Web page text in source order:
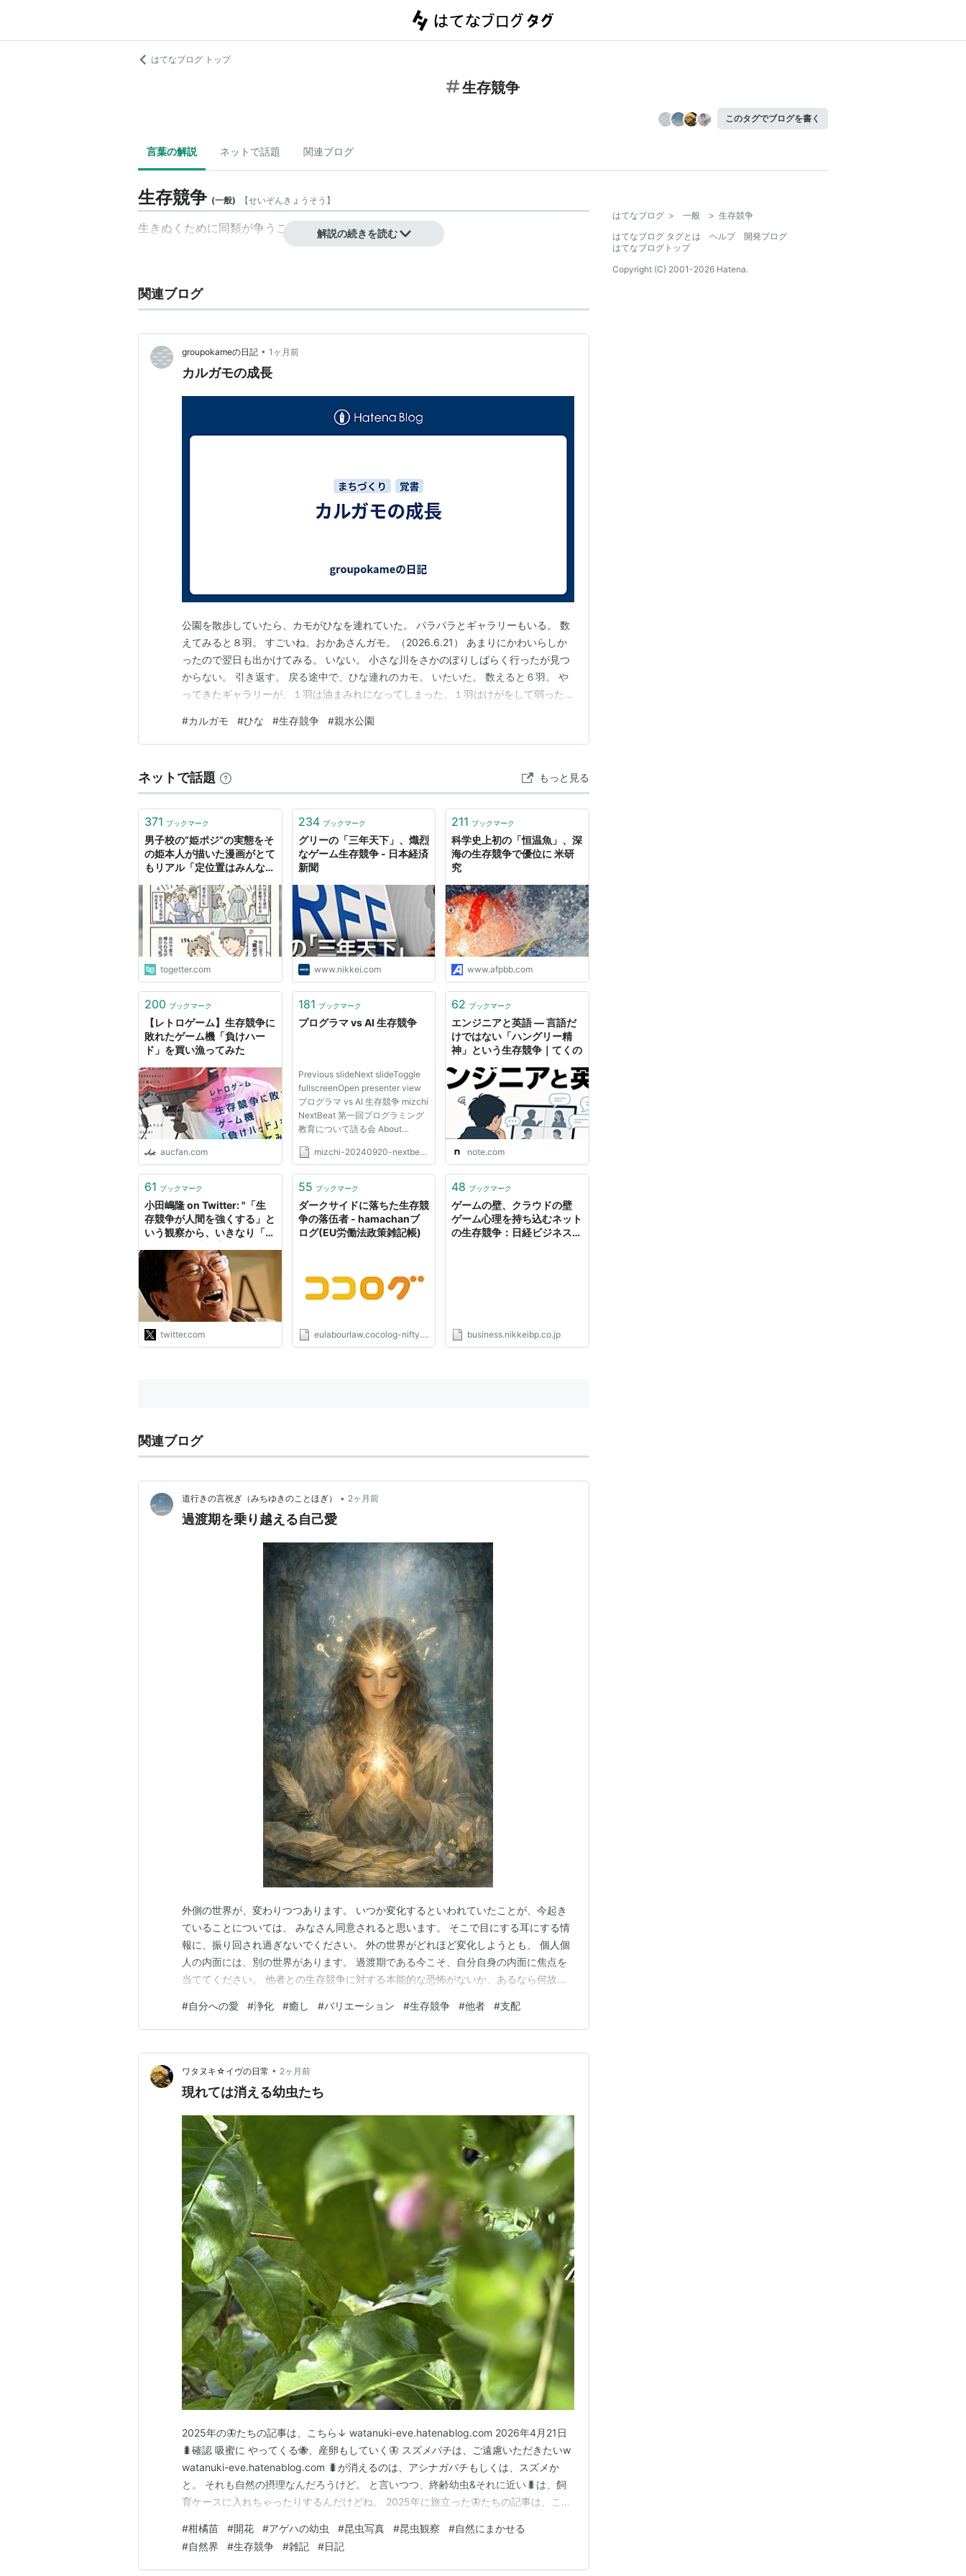
はてなブログ トップ
生存競争
このタグでブログを書く
言葉の解説 ネットで話題 関連ブログ
生存競争 (一般) 【せいぞんきょうそう 】
生きぬくために同類が争うこと。 解説の続きを読む
関連ブログ
groupokameの日記 • 1ヶ月前
カルガモの成長
公園を散歩していたら、カモがひなを連れていた。 パラパラとギャラリーもいる。 数
えてみると８羽。 すごいね、おかあさんガモ。（2026.6.21） あまりにかわいらしか
ったので翌日も出かけてみる。 いない。 小さな川をさかのぼりしばらく行ったが見つ
からない。 引き返す。 戻る途中で、ひな連れのカモ。 いたいた。 数えると６羽。 や
ってきたギャラリーが、１羽は油まみれになってしまった、１羽はけがをして弱ったよ
だ７時３０分を目指して川をさかのぼる。 いたいた。 数えると５羽。厳しい。 餌をあ
げるという人もいる…
#カルガモ #ひな #生存競争 #親水公園
ネットで話題 もっと見る
371 ブックマーク
男子校の”姫ポジ”の実態をそ
の姫本人が描いた漫画がとて
もリアル「定位置はみんなの
過酷」
togetter.com
234 ブックマーク
グリーの「三年天下」、熾烈
なゲーム生存競争 - 日本経済
新聞
www.nikkei.com
211 ブックマーク
科学史上初の「恒温魚」、深
海の生存競争で優位に 米研
究
www.afpbb.com
200 ブックマーク
【レトロゲーム】生存競争に
敗れたゲーム機「負けハー
ド」を買い漁ってみた
aucfan.com
181 ブックマーク
プログラマ vs AI 生存競争
Previous slideNext slideToggle
fullscreenOpen presenter view
プログラマ vs AI 生存競争 mizchi
NextBeat 第一回プログラミング
教育について語る会 About
フロントエンドの専門家 100万*
高速化をやります 話したいこと
mizchi-20240920-nextbeat-slide.pages.dev
62 ブックマーク
エンジニアと英語 ― 言語だ
けではない「ハングリー精
神」という生存競争｜てくの
note.com
61 ブックマーク
小田嶋隆 on Twitter: "「生
存競争が人間を強くする」と
いう観察から、いきなり「人
という主張を導き出すの人間
の内心には「弱い人間は踏み
つけにしてもかまわない」と
いう信念と、それ以上に「生
き残ったオレは正しい」とい
う強烈な全能感がある。"
twitter.com
55 ブックマーク
ダークサイドに落ちた生存競
争の落伍者 - hamachanブ
ログ(EU労働法政策雑記帳)
eulabourlaw.cocolog-nifty.com
48 ブックマーク
ゲームの壁、クラウドの壁
ゲーム心理を持ち込むネット
の生存競争：日経ビジネスオ
business.nikkeibp.co.jp
関連ブログ
道行きの言祝ぎ（みちゆきのことほぎ） • 2ヶ月前
過渡期を乗り越える自己愛
外側の世界が、変わりつつあります。 いつか変化するといわれていたことが、今起き
ていることについては、 みなさん同意されると思います。 そこで目にする耳にする情
報に、振り回され過ぎないでください。 外の世界がどれほど変化しようとも、 個人個
人の内面には、別の世界があります。 過渡期である今こそ、自分自身の内面に焦点を
当ててください。 他者との生存競争に対する本能的な恐怖がないか、あるなら何故そ
いる、何故この親子関係を選んだのか バリエーションは、人の数だけあります。
ayupom7.hatenablog.jp でも、…
#自分への愛 #浄化 #癒し #バリエーション #生存競争 #他者 #支配
ワタヌキ☆イヴの日常 • 2ヶ月前
現れては消える幼虫たち
2025年の🦋たちの記事は、こちら↓ watanuki-eve.hatenablog.com 2026年4月21日
🐛確認 吸蜜に やってくる🐝、産卵もしていく🦋 スズメバチは、ご遠慮いただきたいw
watanuki-eve.hatenablog.com 🐛が消えるのは、アシナガバチもしくは、スズメか
と。 それも自然の摂理なんだろうけど。 と言いつつ、終齢幼虫&それに近い🐛は、飼
育ケースに入れちゃったりするんだけどね。 2025年に旅立った🦋たちの記事は、こち
eve.hatenablog.co…
#柑橘苗 #開花 #アゲハの幼虫 #昆虫写真 #昆虫観察 #自然にまかせる
#自然界 #生存競争 #雑記 #日記
はてなブログ > 一般 > 生存競争
はてなブログ タグとは
ヘルプ
開発ブログ
はてなブログトップ
Copyright (C) 2001-2026 Hatena.